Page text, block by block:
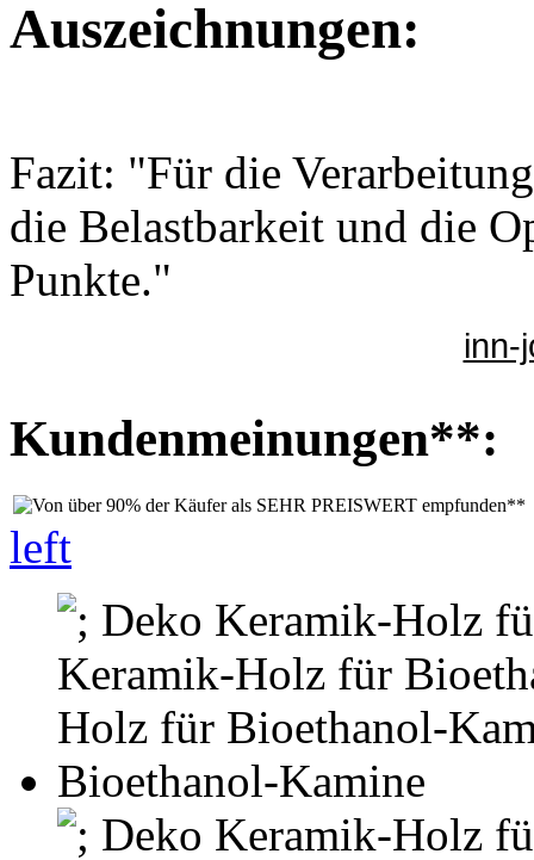
Auszeichnungen:
Fazit: "Für die
die Belastbarkeit und die
Punkte."
inn-
Kundenmeinungen**:
left